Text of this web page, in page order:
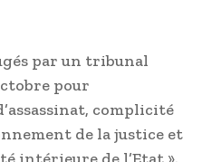
par un tribunal
pour
complicité
de la justice et